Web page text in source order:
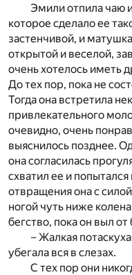
Эмили отпила чаю
которое сделало ее
застенчивой, и
открытой и веселой,
очень хотелось иметь
До тех пор, пока не
Тогда она встретила
привлекательного
очевидно, очень
выяснилось позднее.
она согласилась
схватил ее и
отвращения она с
ногой чуть ниже
бегство, пока он выл от
– Жалкая
убегала вся в слезах.
С тех пор они